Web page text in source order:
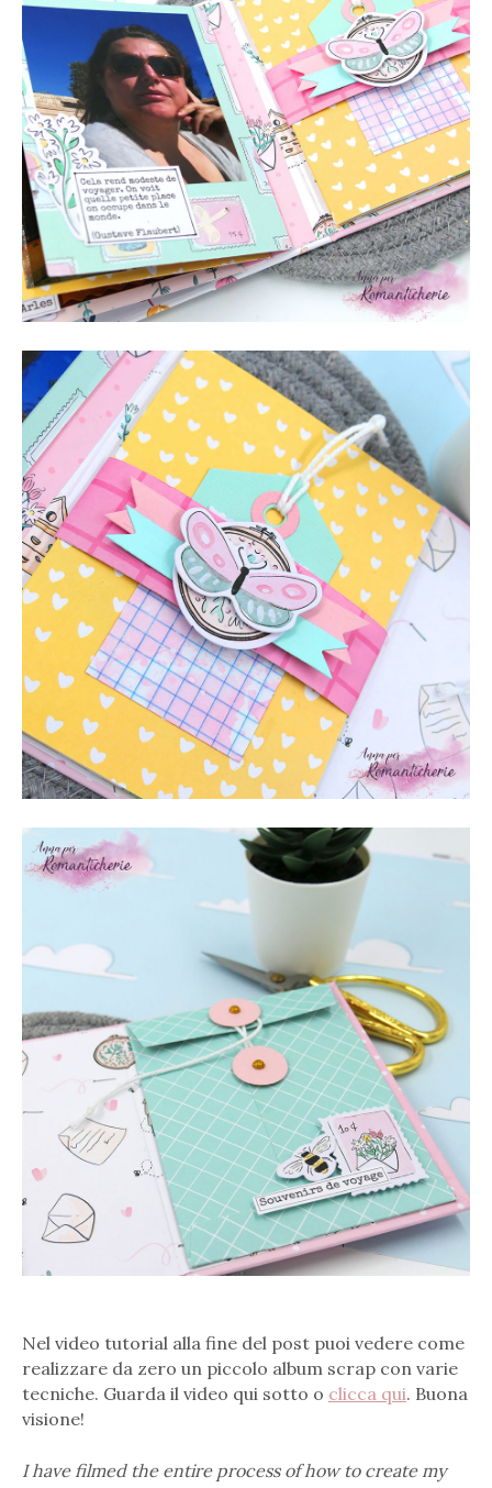
Nel video tutorial alla fine del post puoi vedere come
realizzare da zero un piccolo album scrap con varie
tecniche. Guarda il video qui sotto o clicca qui. Buona
visione!
I have filmed the entire process of how to create my